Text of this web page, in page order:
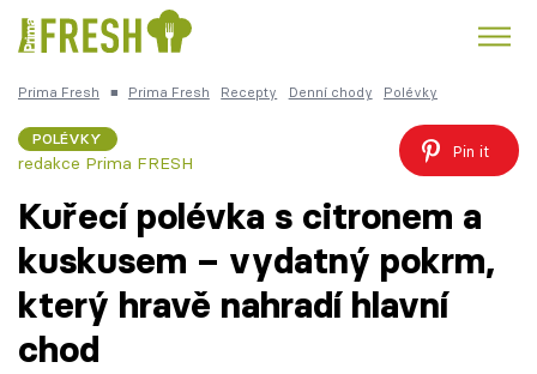
Česká kuchyně Čokoláda
Témata
Prima Fresh ■ Prima Fresh Recepty Denní chody Polévky
POLÉVKY
redakce Prima FRESH
Pin it
Kuřecí polévka s citronem a
kuskusem – vydatný pokrm,
který hravě nahradí hlavní
chod